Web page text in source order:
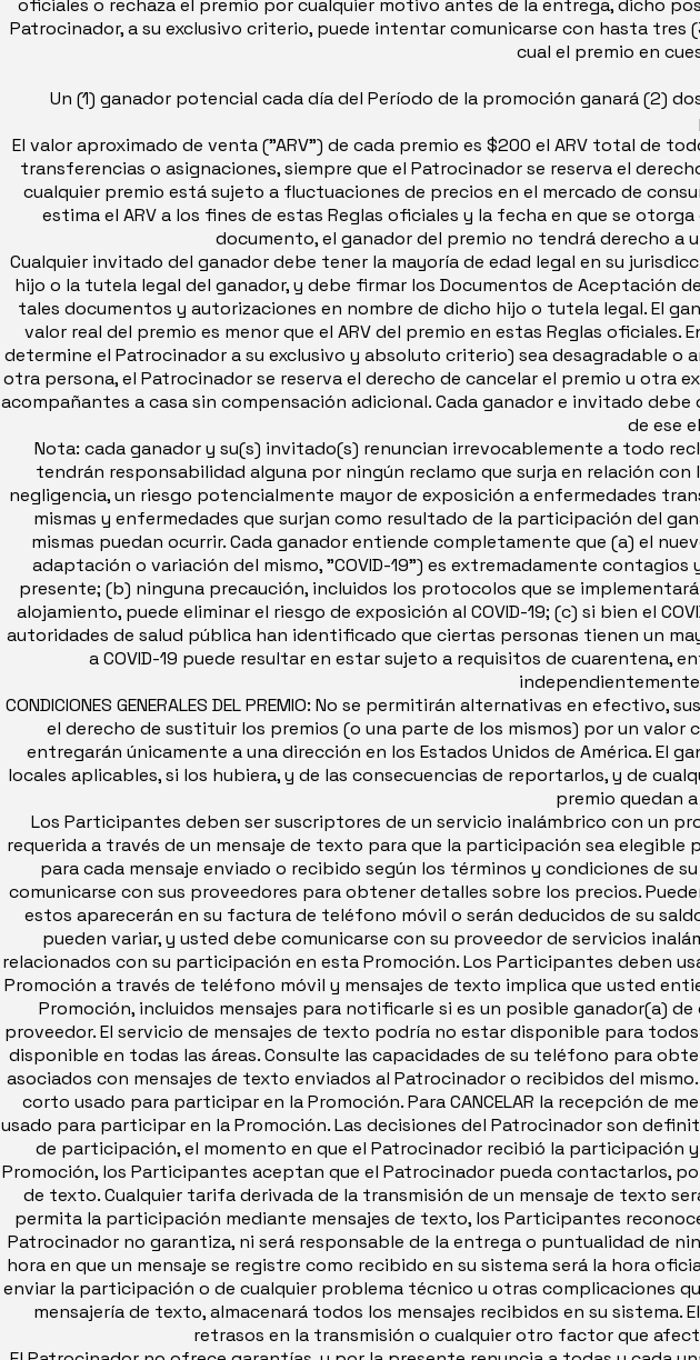
oficiales o rechaza el premio por cualquier motivo antes de la entrega, dicho
Patrocinador, a su exclusivo criterio, puede intentar comunicarse con hasta
cual el premio en
Un (1) ganador potencial cada día del Período de la promoción ganará (2)
El valor aproximado de venta ("ARV") de cada premio es $200 el ARV total de
transferencias o asignaciones, siempre que el Patrocinador se reserva el
cualquier premio está sujeto a fluctuaciones de precios en el mercado de
estima el ARV a los fines de estas Reglas oficiales y la fecha en que se
documento, el ganador del premio no tendrá derecho
Cualquier invitado del ganador debe tener la mayoría de edad legal en su
hijo o la tutela legal del ganador, y debe firmar los Documentos de Aceptación
tales documentos y autorizaciones en nombre de dicho hijo o tutela legal. El
valor real del premio es menor que el ARV del premio en estas Reglas
determine el Patrocinador a su exclusivo y absoluto criterio) sea desagradable o
otra persona, el Patrocinador se reserva el derecho de cancelar el premio u
acompañantes a casa sin compensación adicional. Cada ganador e invitado
de ese
Nota: cada ganador y su(s) invitado(s) renuncian irrevocablemente a todo
tendrán responsabilidad alguna por ningún reclamo que surja en relación
negligencia, un riesgo potencialmente mayor de exposición a enfermedades
mismas y enfermedades que surjan como resultado de la participación del
mismas puedan ocurrir. Cada ganador entiende completamente que (a) el
adaptación o variación del mismo, "COVID-19") es extremadamente
presente; (b) ninguna precaución, incluidos los protocolos que se
alojamiento, puede eliminar el riesgo de exposición al COVID-19; (c) si bien el
autoridades de salud pública han identificado que ciertas personas tienen un
a COVID-19 puede resultar en estar sujeto a requisitos de
CONDICIONES GENERALES DEL PREMIO: No se permitirán alternativas en
el derecho de sustituir los premios (o una parte de los mismos) por un
entregarán únicamente a una dirección en los Estados Unidos de América. El
locales aplicables, si los hubiera, y de las consecuencias de reportarlos, y de
premio quedan
Los Participantes deben ser suscriptores de un servicio inalámbrico con un
requerida a través de un mensaje de texto para que la participación sea
para cada mensaje enviado o recibido según los términos y condiciones de
comunicarse con sus proveedores para obtener detalles sobre los precios.
estos aparecerán en su factura de teléfono móvil o serán deducidos de su
pueden variar, y usted debe comunicarse con su proveedor de servicios
relacionados con su participación en esta Promoción. Los Participantes deben
Promoción a través de teléfono móvil y mensajes de texto implica que usted
Promoción, incluidos mensajes para notificarle si es un posible ganador(a)
proveedor. El servicio de mensajes de texto podría no estar disponible para
disponible en todas las áreas. Consulte las capacidades de su teléfono para
asociados con mensajes de texto enviados al Patrocinador o recibidos del mismo.
corto usado para participar en la Promoción. Para CANCELAR la recepción de
usado para participar en la Promoción. Las decisiones del Patrocinador son
de participación, el momento en que el Patrocinador recibió la participación
Promoción, los Participantes aceptan que el Patrocinador pueda contactarlos,
de texto. Cualquier tarifa derivada de la transmisión de un mensaje de texto
permita la participación mediante mensajes de texto, los Participantes
Patrocinador no garantiza, ni será responsable de la entrega o puntualidad de
hora en que un mensaje se registre como recibido en su sistema será la hora
enviar la participación o de cualquier problema técnico u otras complicaciones
mensajería de texto, almacenará todos los mensajes recibidos en su
retrasos en la transmisión o cualquier otro factor que